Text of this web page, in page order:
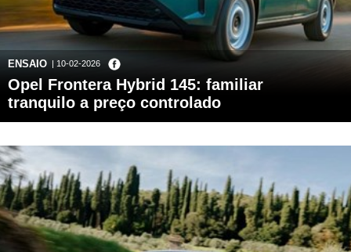
ENSAIO | 10-02-2026
Opel Frontera Hybrid 145: familiar
tranquilo a preço controlado